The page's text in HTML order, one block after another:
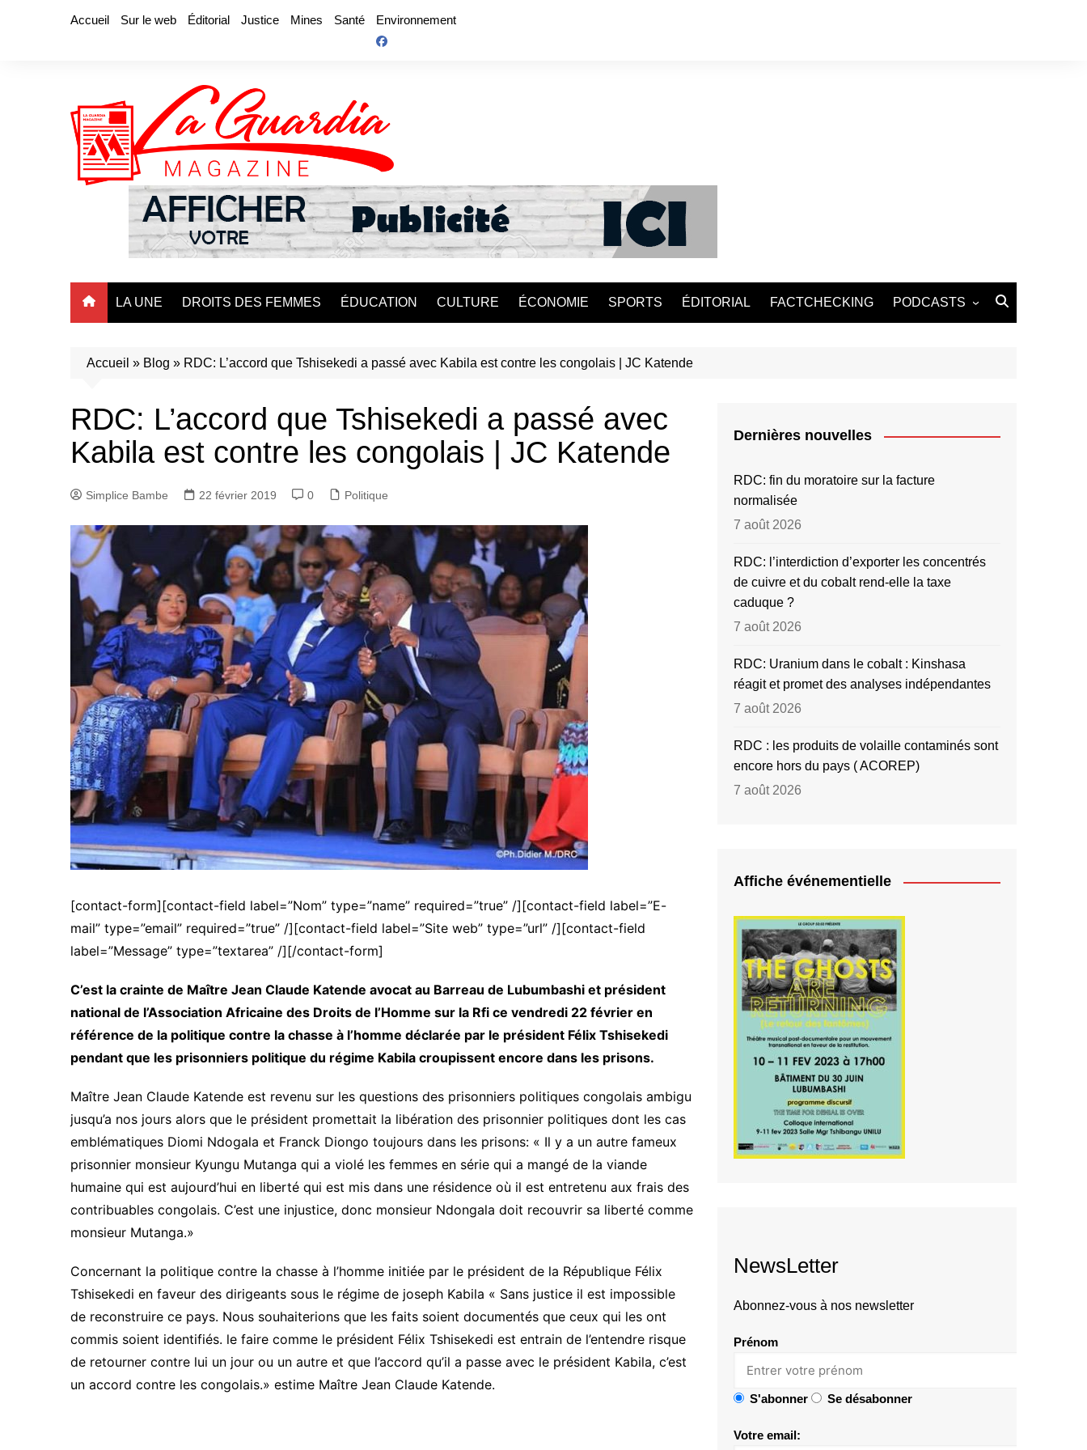
Accueil Sur le web Éditorial Justice Mines Santé Environnement
LA UNE DROITS DES FEMMES ÉDUCATION CULTURE ÉCONOMIE SPORTS ÉDITORIAL FACTCHECKING PODCASTS
Accueil » Blog » RDC: L’accord que Tshisekedi a passé avec Kabila est contre les congolais | JC Katende
RDC: L’accord que Tshisekedi a passé avec
Kabila est contre les congolais | JC Katende
Simplice Bambe 22 février 2019 0 Politique
[contact-form][contact-field label=”Nom” type=”name” required=”true” /][contact-field label=”E-
mail” type=”email” required=”true” /][contact-field label=”Site web” type=”url” /][contact-field
label=”Message” type=”textarea” /][/contact-form]
C’est la crainte de Maître Jean Claude Katende avocat au Barreau de Lubumbashi et président
national de l’Association Africaine des Droits de l’Homme sur la Rfi ce vendredi 22 février en
référence de la politique contre la chasse à l’homme déclarée par le président Félix Tshisekedi
pendant que les prisonniers politique du régime Kabila croupissent encore dans les prisons.
Maître Jean Claude Katende est revenu sur les questions des prisonniers politiques congolais ambigu
jusqu’a nos jours alors que le président promettait la libération des prisonnier politiques dont les cas
emblématiques Diomi Ndogala et Franck Diongo toujours dans les prisons: « Il y a un autre fameux
prisonnier monsieur Kyungu Mutanga qui a violé les femmes en série qui a mangé de la viande
humaine qui est aujourd’hui en liberté qui est mis dans une résidence où il est entretenu aux frais des
contribuables congolais. C’est une injustice, donc monsieur Ndongala doit recouvrir sa liberté comme
monsieur Mutanga.»
Concernant la politique contre la chasse à l’homme initiée par le président de la République Félix
Tshisekedi en faveur des dirigeants sous le régime de joseph Kabila « Sans justice il est impossible
de reconstruire ce pays. Nous souhaiterions que les faits soient documentés que ceux qui les ont
commis soient identifiés. le faire comme le président Félix Tshisekedi est entrain de l’entendre risque
de retourner contre lui un jour ou un autre et que l’accord qu’il a passe avec le président Kabila, c’est
un accord contre les congolais.» estime Maître Jean Claude Katende.
Dernières nouvelles
RDC: fin du moratoire sur la facture
normalisée
7 août 2026
RDC: l’interdiction d’exporter les concentrés
de cuivre et du cobalt rend-elle la taxe
caduque ?
7 août 2026
RDC: Uranium dans le cobalt : Kinshasa
réagit et promet des analyses indépendantes
7 août 2026
RDC : les produits de volaille contaminés sont
encore hors du pays ( ACOREP)
7 août 2026
Affiche événementielle
NewsLetter
Abonnez-vous à nos newsletter
Prénom
S'abonner Se désabonner
Votre email: